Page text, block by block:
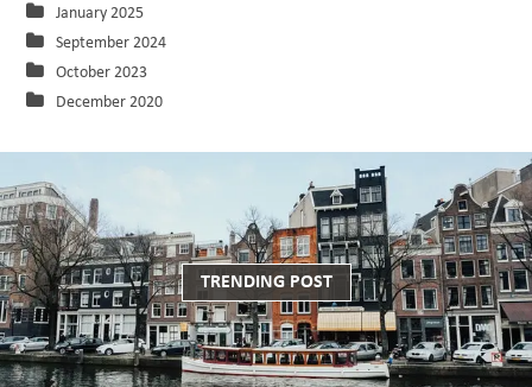
January 2025
September 2024
October 2023
December 2020
TRENDING POST